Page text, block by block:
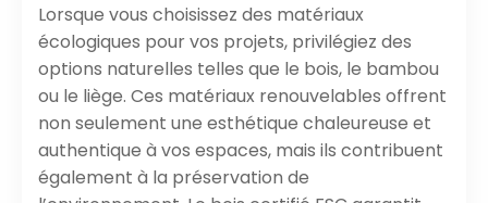
Lorsque vous choisissez des matériaux
écologiques pour vos projets, privilégiez des
options naturelles telles que le bois, le bambou
ou le liège. Ces matériaux renouvelables offrent
non seulement une esthétique chaleureuse et
authentique à vos espaces, mais ils contribuent
également à la préservation de